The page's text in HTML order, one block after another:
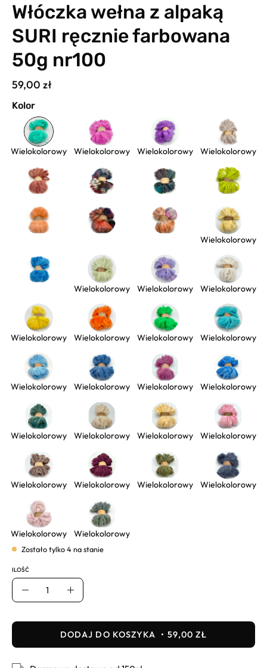
Włóczka wełna z alpaką
SURI ręcznie farbowana
50g nr100
59,00 zł
Kolor
Wielokolorowy Wielokolorowy Wielokolorowy Wielokolorowy
Wielokolorowy
Wielokolorowy Wielokolorowy Wielokolorowy
Wielokolorowy Wielokolorowy Wielokolorowy Wielokolorowy
Wielokolorowy Wielokolorowy Wielokolorowy Wielokolorowy
Wielokolorowy Wielokolorowy Wielokolorowy Wielokolorowy
Wielokolorowy Wielokolorowy Wielokolorowy Wielokolorowy
Wielokolorowy Wielokolorowy
Zostało tylko4 na stanie
ILOŚĆ
Ilość
Dodaj
DODAJ DO KOSZYKA 59,00 ZŁ